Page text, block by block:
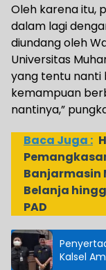
Oleh karena itu,
dalam lagi
diundang oleh
Universitas
yang tentu nanti
kemampuan
nantinya,”
Baca Juga :
Banjarmasin
Belanja
PAD
Kalsel